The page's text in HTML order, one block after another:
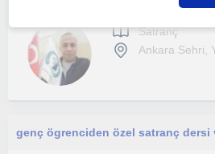
Satranç
Ankara Sehri,
genç ögrenciden özel satranç dersi